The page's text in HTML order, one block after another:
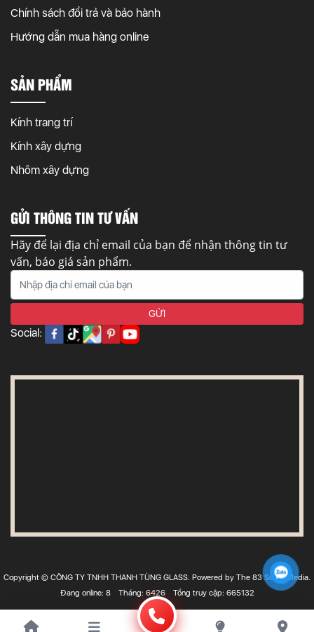
Chính sách đổi trả và bảo hành
Hướng dẫn mua hàng online
SẢN PHẨM
Kính trang trí
Kính xây dựng
Nhôm xây dựng
GỬI THÔNG TIN TƯ VẤN
Hãy để lại địa chỉ email của bạn để nhận thông tin tư
vấn, báo giá sản phẩm.
Social:
Copyright © CÔNG TY TNHH THANH TÙNG GLASS. Powered by The 83 Social Media.
Đang online: 8
Tháng: 6426 Tổng truy cập: 665132